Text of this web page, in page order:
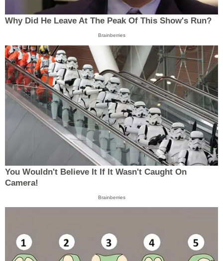
Why Did He Leave At The Peak Of This Show's Run?
Brainberries
You Wouldn't Believe It If It Wasn't Caught On
Camera!
Brainberries